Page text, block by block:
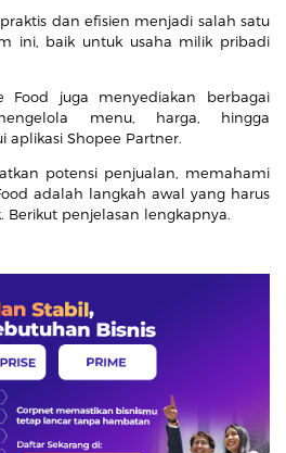
dan efisien menjadi salah satu
ini, baik untuk usaha milik pribadi
Food juga menyediakan berbagai
menu, harga, hingga
aplikasi Shopee Partner.
potensi penjualan, memahami
adalah langkah awal yang harus
Berikut penjelasan lengkapnya.